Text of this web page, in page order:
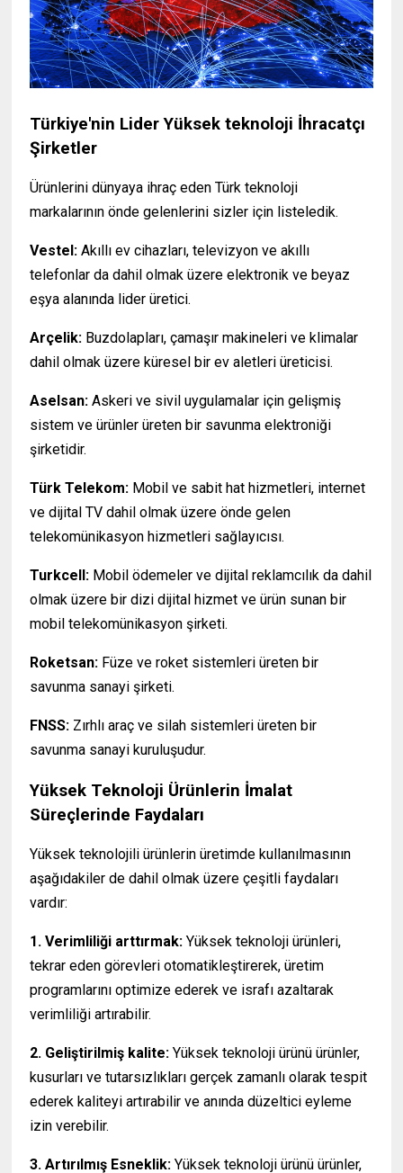
Türkiye'nin Lider Yüksek teknoloji İhracatçı
Şirketler
Ürünlerini dünyaya ihraç eden Türk teknoloji
markalarının önde gelenlerini sizler için listeledik.
Vestel:Akıllı ev cihazları, televizyon ve akıllı
telefonlar da dahil olmak üzere elektronik ve beyaz
eşya alanında lider üretici.
Arçelik: Buzdolapları, çamaşır makineleri ve klimalar
dahil olmak üzere küresel bir ev aletleri üreticisi.
Aselsan:Askeri ve sivil uygulamalar için gelişmiş
sistem ve ürünler üreten bir savunma elektroniği
şirketidir.
Türk Telekom: Mobil ve sabit hat hizmetleri, internet
ve dijital TV dahil olmak üzere önde gelen
telekomünikasyon hizmetleri sağlayıcısı.
Turkcell: Mobil ödemeler ve dijital reklamcılık da dahil
olmak üzere bir dizi dijital hizmet ve ürün sunan bir
mobil telekomünikasyon şirketi.
Roketsan: Füze ve roket sistemleri üreten bir
savunma sanayi şirketi.
FNSS: Zırhlı araç ve silah sistemleri üreten bir
savunma sanayi kuruluşudur.
Yüksek Teknoloji Ürünlerin İmalat
Süreçlerinde Faydaları
Yüksek teknolojili ürünlerin üretimde kullanılmasının
aşağıdakiler de dahil olmak üzere çeşitli faydaları
vardır:
1. Verimliliği arttırmak:Yüksek teknoloji ürünleri,
tekrar eden görevleri otomatikleştirerek, üretim
programlarını optimize ederek ve israfı azaltarak
verimliliği artırabilir.
2. Geliştirilmiş kalite:Yüksek teknoloji ürünü ürünler,
kusurları ve tutarsızlıkları gerçek zamanlı olarak tespit
ederek kaliteyi artırabilir ve anında düzeltici eyleme
izin verebilir.
3. Artırılmış Esneklik:Yüksek teknoloji ürünü ürünler,